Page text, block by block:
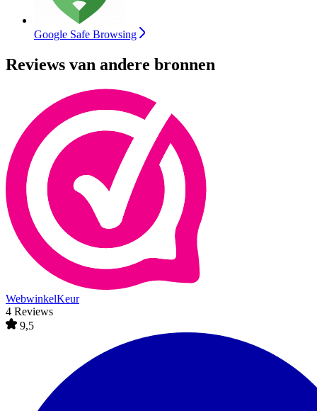
Google Safe Browsing
Reviews van andere bronnen
WebwinkelKeur
4 Reviews
9,5